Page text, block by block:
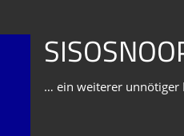
… ein weiterer unnötiger